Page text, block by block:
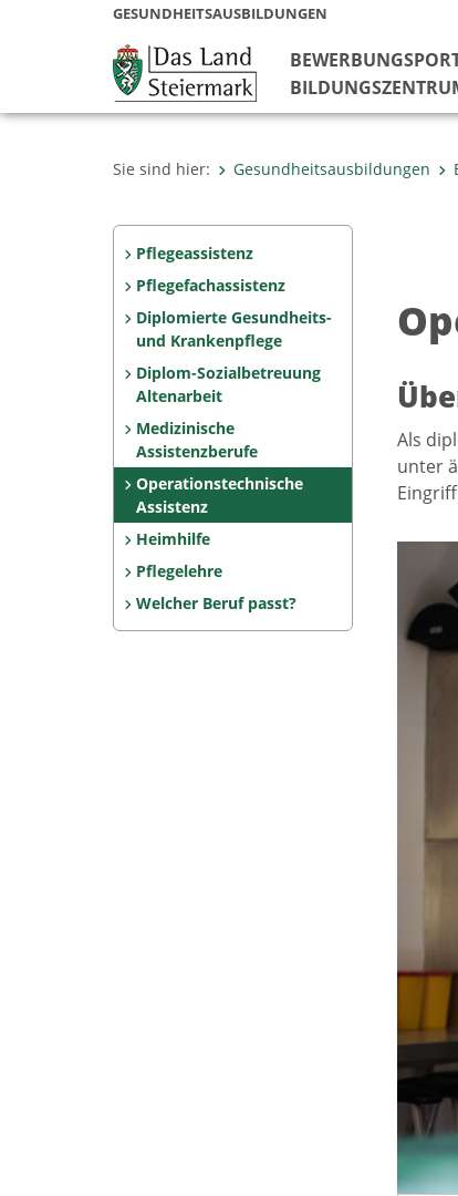
GESUNDHEITSAUSBILDUNGEN
Sie sind hier: Gesundheitsausbildungen
Pflegeassistenz
Pflegefachassistenz
Diplomierte Gesundheits-
und Krankenpflege
Diplom-Sozialbetreuung
Altenarbeit
Medizinische
Assistenzberufe
Operationstechnische
Assistenz
Heimhilfe
Pflegelehre
Welcher Beruf passt?
Als
unter